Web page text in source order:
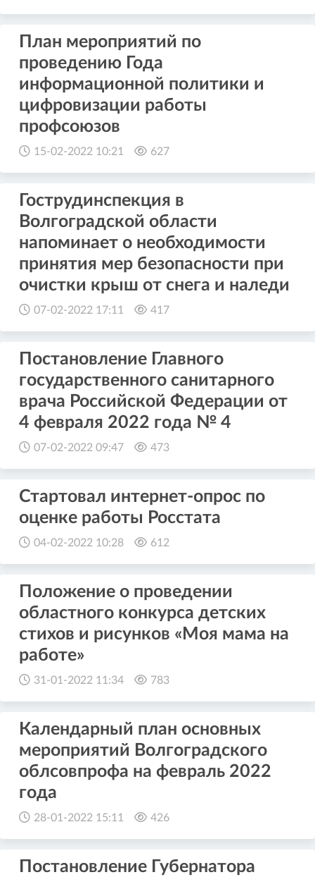
План мероприятий по
проведению Года
информационной политики и
цифровизации работы
профсоюзов
15-02-2022 10:21 627
Гострудинспекция в
Волгоградской области
напоминает о необходимости
принятия мер безопасности при
очистки крыш от снега и наледи
07-02-2022 17:11 417
Постановление Главного
государственного санитарного
врача Российской Федерации от
4 февраля 2022 года № 4
07-02-2022 09:47 473
Стартовал интернет-опрос по
оценке работы Росстата
04-02-2022 10:28 612
Положение о проведении
областного конкурса детских
стихов и рисунков «Моя мама на
работе»
31-01-2022 11:34 783
Календарный план основных
мероприятий Волгоградского
облсовпрофа на февраль 2022
года
28-01-2022 15:11 426
Постановление Губернатора